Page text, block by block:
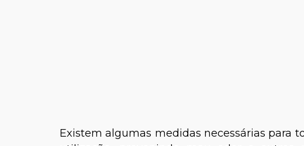
Existem algumas medidas necessárias para